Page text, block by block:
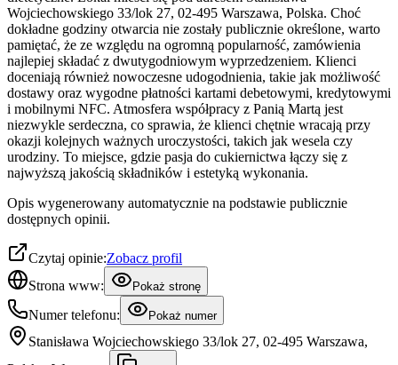
Wojciechowskiego 33/lok 27, 02-495 Warszawa, Polska. Choć
dokładne godziny otwarcia nie zostały publicznie określone, warto
pamiętać, że ze względu na ogromną popularność, zamówienia
najlepiej składać z dwutygodniowym wyprzedzeniem. Klienci
doceniają również nowoczesne udogodnienia, takie jak możliwość
dostawy oraz wygodne płatności kartami debetowymi, kredytowymi
i mobilnymi NFC. Atmosfera współpracy z Panią Martą jest
niezwykle serdeczna, co sprawia, że klienci chętnie wracają przy
okazji kolejnych ważnych uroczystości, takich jak wesela czy
urodziny. To miejsce, gdzie pasja do cukiernictwa łączy się z
najwyższą jakością składników i estetyką wykonania.
Opis wygenerowany automatycznie na podstawie publicznie
dostępnych opinii.
Czytaj opinie:Zobacz profil
Strona www:
Pokaż stronę
Numer telefonu: Pokaż numer
Stanisława Wojciechowskiego 33/lok 27, 02-495 Warszawa,